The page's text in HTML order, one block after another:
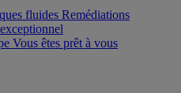
fluides Remédiations
Vous êtes prêt à vous